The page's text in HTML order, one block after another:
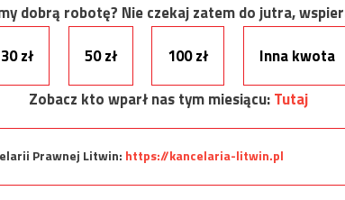
dobrą robotę? Nie czekaj zatem do jutra,
30 zł
50 zł 100 zł
Inna kwota
Zobacz kto wparł nas tym miesiącu:Tutaj
Prawnej Litwin: https://kancelaria-litwin.pl